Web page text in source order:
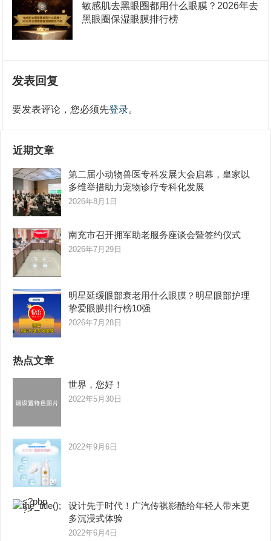
敏感肌去黑眼圈都用什么眼膜？2026年去
黑眼圈保湿眼膜排行榜
发表回复
要发表评论，您必须先登录。
近期文章
第二届小动物兽医专科发展大会启幕，皇家以
多维举措助力宠物诊疗专科化发展
2026年8月1日
南充市召开拥军助老服务座谈会暨签约仪式
2026年7月29日
明星延缓眼部衰老用什么眼膜？明星眼部护理
挚爱眼膜排行榜10强
2026年7月28日
热点文章
世界，您好！
2022年5月30日
2022年9月6日
设计先于时代！广汽传祺影酷给年轻人带来更
多沉浸式体验
2022年6月4日